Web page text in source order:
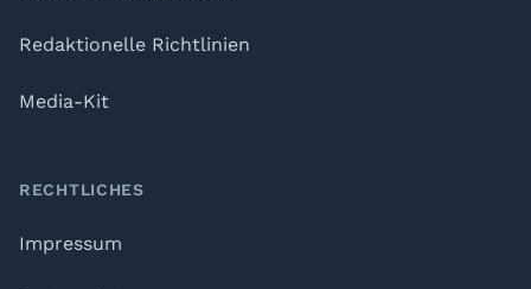
Redaktionelle Richtlinien
Media-Kit
RECHTLICHES
Impressum